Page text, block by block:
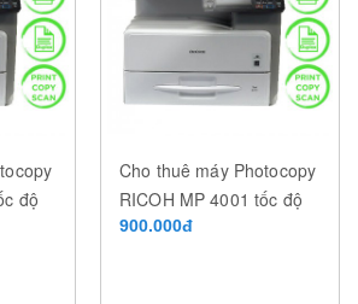
độ
Cho thuê máy Photocopy
RICOH MP 4001 tốc độ
40 trang/phút
900.000đ